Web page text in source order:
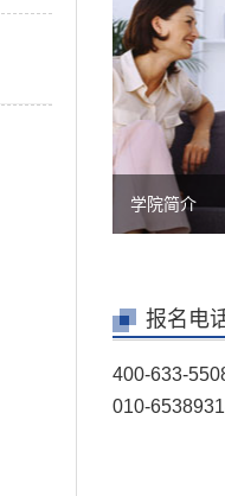
学院简介
报名电
400-633-
010-